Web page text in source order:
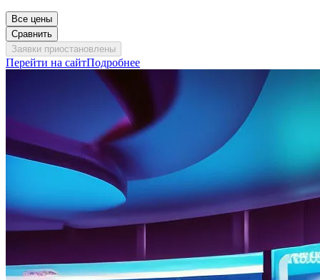
Все цены
Сравнить
Заявки приостановлены
Перейти на сайтПодробнее